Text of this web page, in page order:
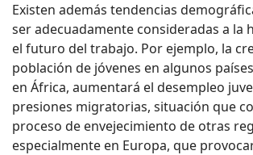
Existen además tendencias
ser adecuadamente consideradas a la
el futuro del trabajo. Por ejemplo, la
población de jóvenes en algunos
en África, aumentará el desempleo
presiones migratorias, situación que
proceso de envejecimiento de otras
especialmente en Europa, que